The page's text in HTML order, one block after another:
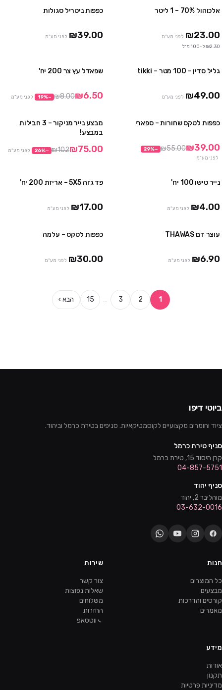
אלכוהול 70% – 1 ליטר
₪23.00 לפני מע"מ
₪2.30 ל-100 מ״ל
כפפות ניטריל סגולות
₪39.00 לפני מע"מ
גליל סדין – 100 מטר – tikki
₪49.00 לפני מע"מ
שפאדל עץ צר 200 יח'
₪6.50
₪8.00
−
19% לפני מע"מ
כפפות לטקס שחורות – ספארי
₪39.00
₪55.00
−
29%
לפני מע"מ
מבצע נייר מניקור – 3 חבילות
במבצע!
₪75.00
₪102
−
26% לפני מע"מ
נייר טישו 100 יח'
₪4.00 לפני מע"מ
פד גזה 5X5 – אריזת 200 יח'
₪17.00 לפני מע"מ
עוצר דם THAWAS
₪6.90 לפני מע"מ
כפפות לטקס – עלמה
₪30.00 לפני מע"מ
1
2
3
15 הבא ›
ביוטי דיפו
ציוד וחומרים מקצועיים לקוסמטיקאיות. סניפים בטירת כרמל וביהוד.
סניף טירת כרמל
קרן היסוד 15, טירת כרמל
04-857-5751
סניף יהוד
מוהליבר 2, יהוד
03-632-0016
חנות
כל המוצרים
מבצעים
קורסים והדרכות
מאמרים
שירות
צור קשר
שאלות נפוצות
משלוחים
החזרות
ווטסאפ
מידע
אודות
תקנון
מדיניות פרטיות